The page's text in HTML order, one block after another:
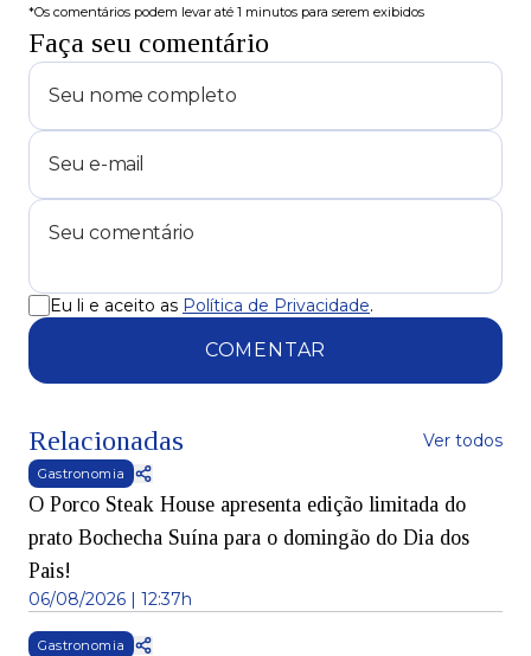
*Os comentários podem levar até 1 minutos para serem exibidos
Faça seu comentário
Eu li e aceito as Política de Privacidade.
COMENTAR
Relacionadas Ver todos
Gastronomia
O Porco Steak House apresenta edição limitada do
prato Bochecha Suína para o domingão do Dia dos
Pais!
06/08/2026 | 12:37h
Gastronomia